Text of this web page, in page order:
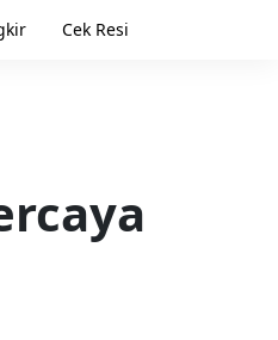
Cek Resi